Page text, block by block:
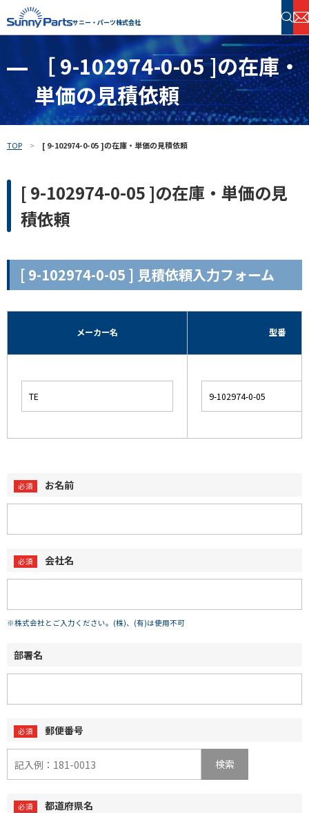
サニー・パーツ株式会社
半導体・電子部品 在庫検索
フリーワードで探す
［ 9-102974-0-05 ]の在庫・
単価の見積依頼
TOP [ 9-102974-0-05 ]の在庫・単価の見積依頼
[ 9-102974-0-05 ]の在庫・単価の見
積依頼
[ 9-102974-0-05 ] 見積依頼入力フォーム
メーカー名 型番
お名前
会社名
※株式会社とご入力ください。(株)、(有)は使用不可
部署名
郵便番号
検索
都道府県名